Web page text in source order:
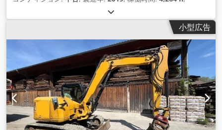
小型広告